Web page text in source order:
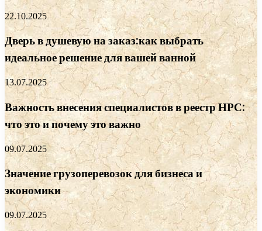
22.10.2025
Дверь в душевую на заказ:как выбрать
идеальное решение для вашей ванной
13.07.2025
Важность внесения специалистов в реестр НРС:
что это и почему это важно
09.07.2025
Значение грузоперевозок для бизнеса и
экономики
09.07.2025